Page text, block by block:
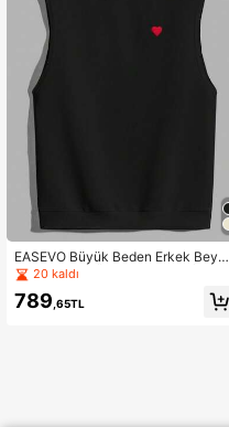
EASEVO Büyük Beden Erkek Beyaz
Kalp Desenli Örme Atlet, Yaz İçin U
20 kaldı
789 ,65TL